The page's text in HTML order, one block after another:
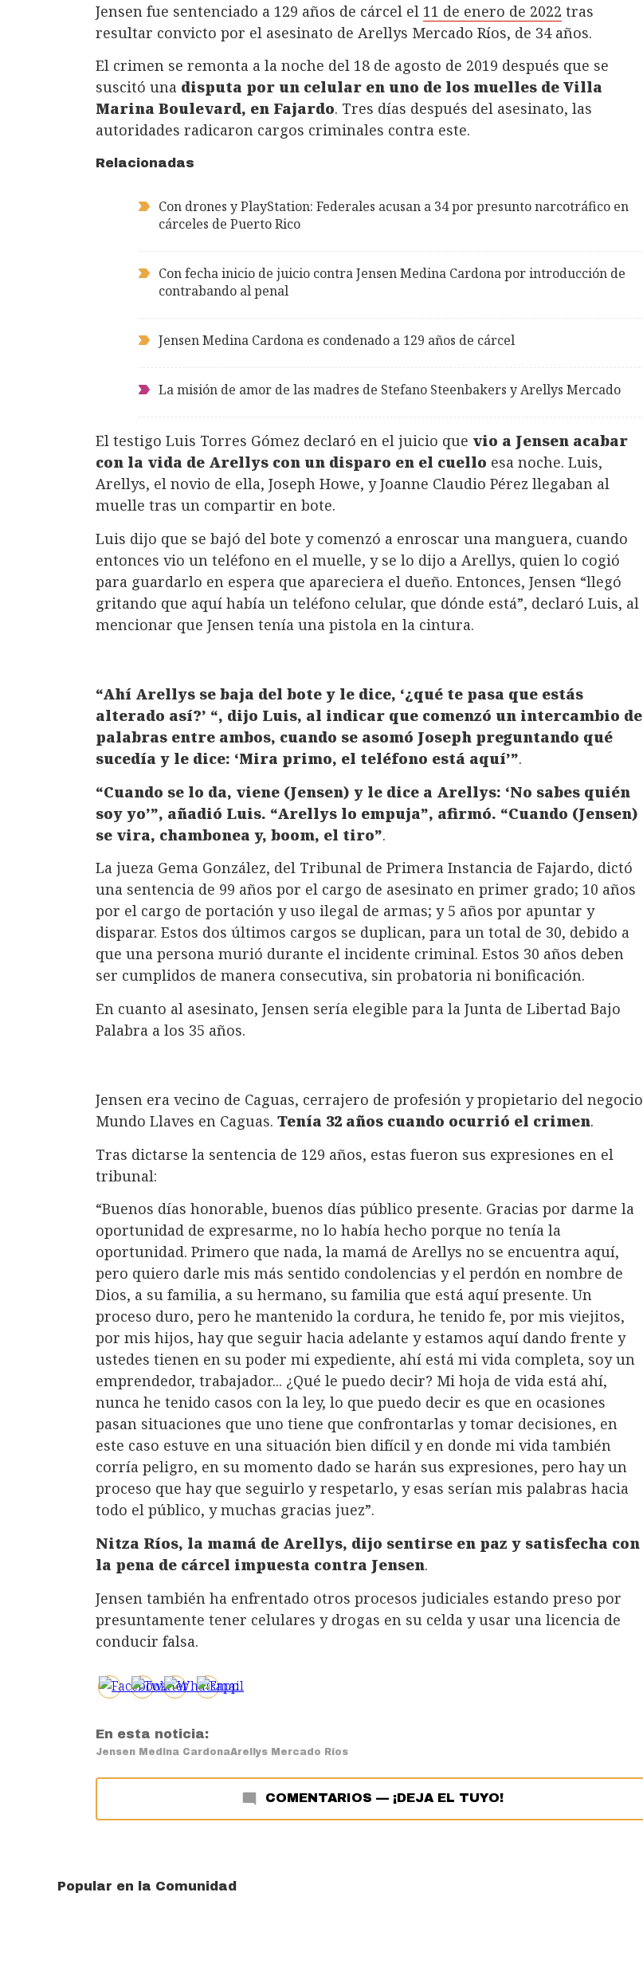
Jensen fue sentenciado a 129 años de cárcel el 11 de enero de 2022 tras
resultar convicto por el asesinato de Arellys Mercado Ríos, de 34 años.
El crimen se remonta a la noche del 18 de agosto de 2019 después que se
suscitó una disputa por un celular en uno de los muelles de Villa
Marina Boulevard, en Fajardo. Tres días después del asesinato, las
autoridades radicaron cargos criminales contra este.
Relacionadas
Con drones y PlayStation: Federales acusan a 34 por presunto narcotráfico en
cárceles de Puerto Rico
Con fecha inicio de juicio contra Jensen Medina Cardona por introducción de
contrabando al penal
Jensen Medina Cardona es condenado a 129 años de cárcel
La misión de amor de las madres de Stefano Steenbakers y Arellys Mercado
El testigo Luis Torres Gómez declaró en el juicio que vio a Jensen acabar
con la vida de Arellys con un disparo en el cuello esa noche. Luis,
Arellys, el novio de ella, Joseph Howe, y Joanne Claudio Pérez llegaban al
muelle tras un compartir en bote.
Luis dijo que se bajó del bote y comenzó a enroscar una manguera, cuando
entonces vio un teléfono en el muelle, y se lo dijo a Arellys, quien lo cogió
para guardarlo en espera que apareciera el dueño. Entonces, Jensen “llegó
gritando que aquí había un teléfono celular, que dónde está”, declaró Luis, al
mencionar que Jensen tenía una pistola en la cintura.
“Ahí Arellys se baja del bote y le dice, ‘¿qué te pasa que estás
alterado así?’ “, dijo Luis, al indicar que comenzó un intercambio de
palabras entre ambos, cuando se asomó Joseph preguntando qué
sucedía y le dice: ‘Mira primo, el teléfono está aquí’”.
“Cuando se lo da, viene (Jensen) y le dice a Arellys: ‘No sabes quién
soy yo’”, añadió Luis. “Arellys lo empuja”, afirmó. “Cuando (Jensen)
se vira, chambonea y, boom, el tiro”.
La jueza Gema González, del Tribunal de Primera Instancia de Fajardo, dictó
una sentencia de 99 años por el cargo de asesinato en primer grado; 10 años
por el cargo de portación y uso ilegal de armas; y 5 años por apuntar y
disparar. Estos dos últimos cargos se duplican, para un total de 30, debido a
que una persona murió durante el incidente criminal. Estos 30 años deben
ser cumplidos de manera consecutiva, sin probatoria ni bonificación.
En cuanto al asesinato, Jensen sería elegible para la Junta de Libertad Bajo
Palabra a los 35 años.
Jensen era vecino de Caguas, cerrajero de profesión y propietario del negocio
Mundo Llaves en Caguas. Tenía 32 años cuando ocurrió el crimen.
Tras dictarse la sentencia de 129 años, estas fueron sus expresiones en el
tribunal:
“Buenos días honorable, buenos días público presente. Gracias por darme la
oportunidad de expresarme, no lo había hecho porque no tenía la
oportunidad. Primero que nada, la mamá de Arellys no se encuentra aquí,
pero quiero darle mis más sentido condolencias y el perdón en nombre de
Dios, a su familia, a su hermano, su familia que está aquí presente. Un
proceso duro, pero he mantenido la cordura, he tenido fe, por mis viejitos,
por mis hijos, hay que seguir hacia adelante y estamos aquí dando frente y
ustedes tienen en su poder mi expediente, ahí está mi vida completa, soy un
emprendedor, trabajador... ¿Qué le puedo decir? Mi hoja de vida está ahí,
nunca he tenido casos con la ley, lo que puedo decir es que en ocasiones
pasan situaciones que uno tiene que confrontarlas y tomar decisiones, en
este caso estuve en una situación bien difícil y en donde mi vida también
corría peligro, en su momento dado se harán sus expresiones, pero hay un
proceso que hay que seguirlo y respetarlo, y esas serían mis palabras hacia
todo el público, y muchas gracias juez”.
Nitza Ríos, la mamá de Arellys, dijo sentirse en paz y satisfecha con
la pena de cárcel impuesta contra Jensen.
Jensen también ha enfrentado otros procesos judiciales estando preso por
presuntamente tener celulares y drogas en su celda y usar una licencia de
conducir falsa.
En esta noticia:
Jensen Medina CardonaArellys Mercado Ríos
COMENTARIOS — ¡DEJA EL TUYO!
Popular en la Comunidad